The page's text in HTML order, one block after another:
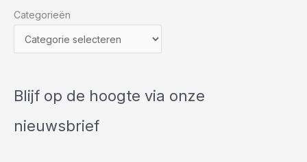
Categorieën
Blijf op de hoogte via onze
nieuwsbrief